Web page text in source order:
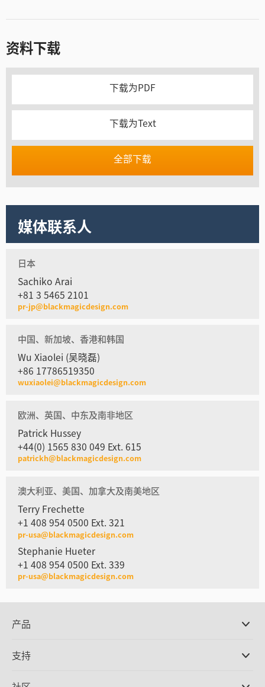
资料下载
下载为PDF
下载为Text
全部下载
媒体联系人
日本
Sachiko Arai
+81 3 5465 2101
pr-jp@blackmagicdesign.com
中国、新加坡、香港和韩国
Wu Xiaolei (吴晓磊)
+86 17786519350
wuxiaolei@blackmagicdesign.com
欧洲、英国、中东及南非地区
Patrick Hussey
+44(0) 1565 830 049 Ext. 615
patrickh@blackmagicdesign.com
澳大利亚、美国、加拿大及南美地区
Terry Frechette
+1 408 954 0500 Ext. 321
pr-usa@blackmagicdesign.com
Stephanie Hueter
+1 408 954 0500 Ext. 339
pr-usa@blackmagicdesign.com
产品
DaVinci Resolve和Fusion软件
支持